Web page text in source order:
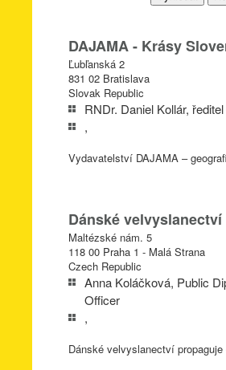
DAJAMA - Krásy
Ľubľanská 2
831 02 Bratislava
Slovak Republic
RNDr. Daniel Kollár, ředitel
,
Vydavatelství DAJAMA –
Dánské velvyslanectví
Maltézské nám. 5
118 00 Praha 1 - Malá Strana
Czech Republic
Anna Koláčková, Public
Officer
,
Dánské velvyslanectví